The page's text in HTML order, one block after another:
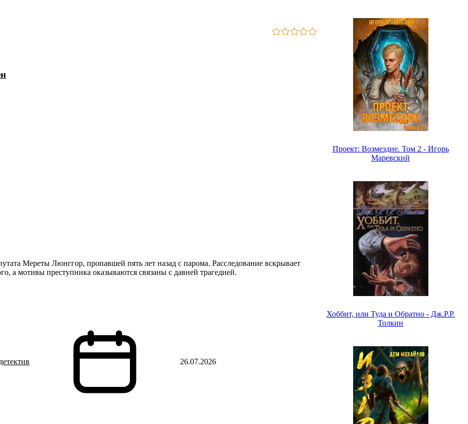
Мереты Люнггор, пропавшей пять лет назад с парома. Расследование вскрывает
а мотивы преступника оказываются связаны с давней трагедией.
26.07.2026
Проект: Возмездие. Том 2 - Игорь
Маревский
Хоббит, или Туда и Обратно - Дж.Р.Р.
Толкин